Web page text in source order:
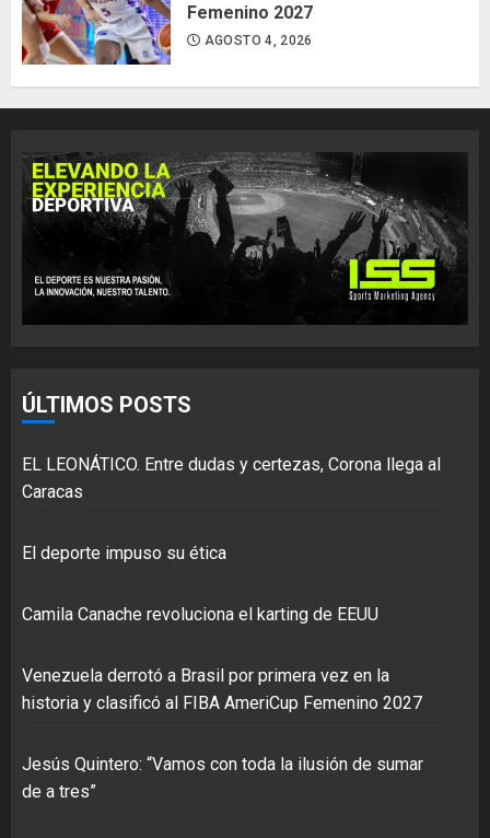
Femenino 2027
AGOSTO 4, 2026
ÚLTIMOS POSTS
EL LEONÁTICO. Entre dudas y certezas, Corona llega al
Caracas
El deporte impuso su ética
Camila Canache revoluciona el karting de EEUU
Venezuela derrotó a Brasil por primera vez en la
historia y clasificó al FIBA AmeriCup Femenino 2027
Jesús Quintero: “Vamos con toda la ilusión de sumar
de a tres”